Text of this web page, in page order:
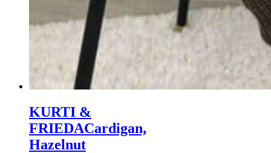
KURTI &
FRIEDACardigan,
Hazelnut